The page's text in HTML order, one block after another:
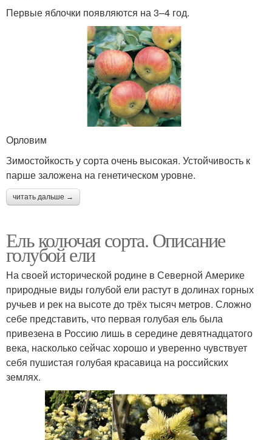
Первые яблочки появляются на 3–4 год.
Орловим
Зимостойкость у сорта очень высокая. Устойчивость к
парше заложена на генетическом уровне.
читать дальше →
Ель колючая сорта. Описание
голубой ели
На своей исторической родине в Северной Америке
природные виды голубой ели растут в долинах горных
ручьев и рек на высоте до трёх тысяч метров. Сложно
себе представить, что первая голубая ель была
привезена в Россию лишь в середине девятнадцатого
века, насколько сейчас хорошо и уверенно чувствует
себя пушистая голубая красавица на российских
землях.